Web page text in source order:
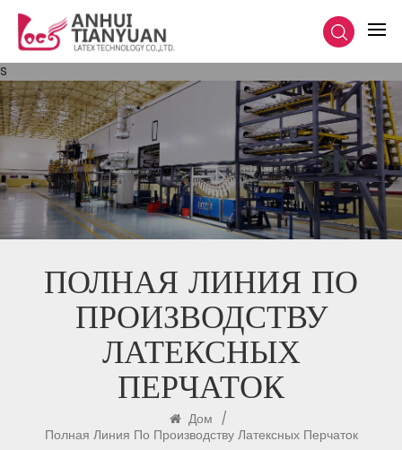
s
ПОЛНАЯ ЛИНИЯ ПО
ПРОИЗВОДСТВУ
ЛАТЕКСНЫХ
ПЕРЧАТОК
Дом /
Полная Линия По Производству Латексных Перчаток